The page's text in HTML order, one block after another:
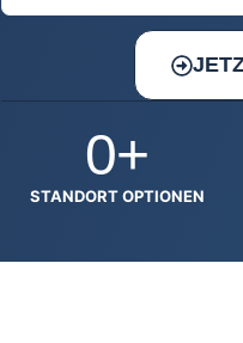
STANDORT OPTIONEN
0+